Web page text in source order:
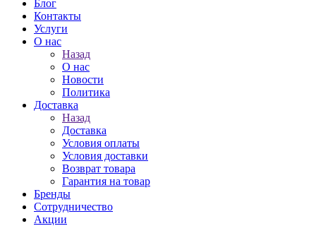
Блог
Контакты
Услуги
О нас
Назад
О нас
Новости
Политика
Доставка
Назад
Доставка
Условия оплаты
Условия доставки
Возврат товара
Гарантия на товар
Бренды
Сотрудничество
Акции